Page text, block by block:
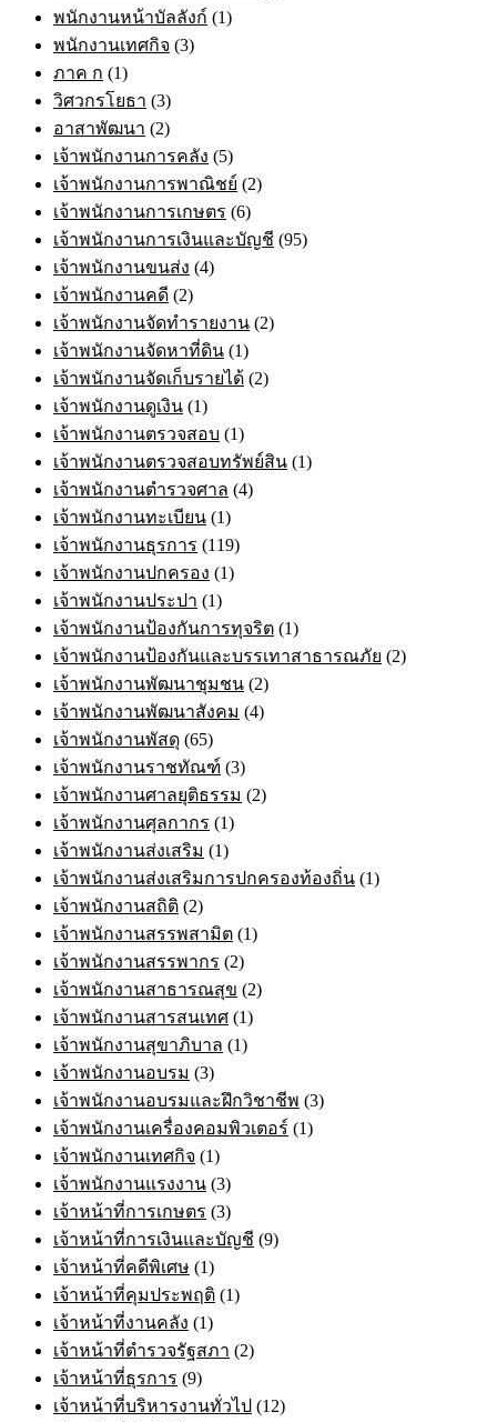
พนักงานหน้าบัลลังก์ (1)
พนักงานเทศกิจ (3)
ภาค ก (1)
วิศวกรโยธา (3)
อาสาพัฒนา (2)
เจ้าพนักงานการคลัง (5)
เจ้าพนักงานการพาณิชย์ (2)
เจ้าพนักงานการเกษตร (6)
เจ้าพนักงานการเงินและบัญชี (95)
เจ้าพนักงานขนส่ง (4)
เจ้าพนักงานคดี (2)
เจ้าพนักงานจัดทำรายงาน (2)
เจ้าพนักงานจัดหาที่ดิน (1)
เจ้าพนักงานจัดเก็บรายได้ (2)
เจ้าพนักงานดูเงิน (1)
เจ้าพนักงานตรวจสอบ (1)
เจ้าพนักงานตรวจสอบทรัพย์สิน (1)
เจ้าพนักงานตำรวจศาล (4)
เจ้าพนักงานทะเบียน (1)
เจ้าพนักงานธุรการ (119)
เจ้าพนักงานปกครอง (1)
เจ้าพนักงานประปา (1)
เจ้าพนักงานป้องกันการทุจริต (1)
เจ้าพนักงานป้องกันและบรรเทาสาธารณภัย (2)
เจ้าพนักงานพัฒนาชุมชน (2)
เจ้าพนักงานพัฒนาสังคม (4)
เจ้าพนักงานพัสดุ (65)
เจ้าพนักงานราชทัณฑ์ (3)
เจ้าพนักงานศาลยุติธรรม (2)
เจ้าพนักงานศุลกากร (1)
เจ้าพนักงานส่งเสริม (1)
เจ้าพนักงานส่งเสริมการปกครองท้องถิ่น (1)
เจ้าพนักงานสถิติ (2)
เจ้าพนักงานสรรพสามิต (1)
เจ้าพนักงานสรรพากร (2)
เจ้าพนักงานสาธารณสุข (2)
เจ้าพนักงานสารสนเทศ (1)
เจ้าพนักงานสุขาภิบาล (1)
เจ้าพนักงานอบรม (3)
เจ้าพนักงานอบรมและฝึกวิชาชีพ (3)
เจ้าพนักงานเครื่องคอมพิวเตอร์ (1)
เจ้าพนักงานเทศกิจ (1)
เจ้าพนักงานแรงงาน (3)
เจ้าหน้าที่การเกษตร (3)
เจ้าหน้าที่การเงินและบัญชี (9)
เจ้าหน้าที่คดีพิเศษ (1)
เจ้าหน้าที่คุมประพฤติ (1)
เจ้าหน้าที่งานคลัง (1)
เจ้าหน้าที่ตำรวจรัฐสภา (2)
เจ้าหน้าที่ธุรการ (9)
เจ้าหน้าที่บริหารงานทั่วไป (12)